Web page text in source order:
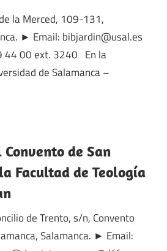
la Merced, 109-131,
► Email: bibjardin@usal.es
44 00 ext. 3240 En la
de Salamanca –
de San
Facultad de Teología
de Trento, s/n, Convento
Salamanca. ► Email: